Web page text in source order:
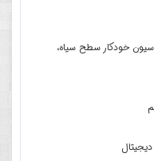
خودکار سطح سیاه،